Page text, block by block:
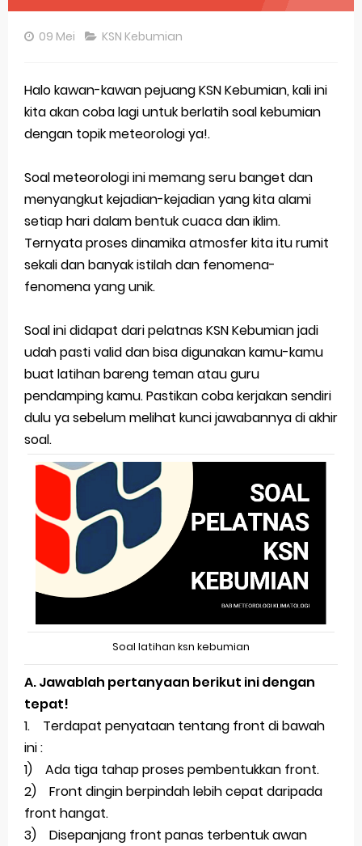
Gratis, Pre Test Online Calon Pejuang OSN Geografi 2026
Prediksi Soal TKA Geografi Topik Konsep Geografi + Kunci
Latihan Soal TKA Geografi 2025 Topik Analisa Informasi Geospasial
Ebook Prediksi 150 Soal TKA Geografi 2025 + Kunci Jawaban
3 Jurus Sakti Menaklukkan Soal TKA Geografi [Wajib Baca]
Menjadi Pengajar Jaman Sekarang Makin Berat
Latihan Prediksi Soal OSK Geografi 2026 Part Geografi Ekonomi
Latihan Prediksi Soal OSK Geografi 2026 Part Geografi Pertanian
Latihan Prediksi Soal OSK Geografi 2026 Part Geografi Budaya
Latihan Prediksi Soal OSK Geografi 2026 Part Dinamika Kota
Pembahasan Soal OSN-K Geografi 2025 No 51-55
Pembahasan Soal OSN-K Geografi 2025 No 46-50
Pembahasan Soal OSN-K Geografi 2025 No 41-45
Pembahasan Soal OSN-K Geografi 2025 No 36-40
Thursday, 6 August
09 Mei KSN Kebumian
Halo kawan-kawan pejuang KSN Kebumian, kali ini
kita akan coba lagi untuk berlatih soal kebumian
dengan topik meteorologi ya!.
Soal meteorologi ini memang seru banget dan
menyangkut kejadian-kejadian yang kita alami
setiap hari dalam bentuk cuaca dan iklim.
Ternyata proses dinamika atmosfer kita itu rumit
sekali dan banyak istilah dan fenomena-
fenomena yang unik.
Soal ini didapat dari pelatnas KSN Kebumian jadi
udah pasti valid dan bisa digunakan kamu-kamu
buat latihan bareng teman atau guru
pendamping kamu. Pastikan coba kerjakan sendiri
dulu ya sebelum melihat kunci jawabannya di akhir
soal.
Soal latihan ksn kebumian
A. Jawablah pertanyaan berikut ini dengan
tepat!
1. Terdapat penyataan tentang front di bawah
ini :
1) Ada tiga tahap proses pembentukkan front.
2) Front dingin berpindah lebih cepat daripada
front hangat.
3) Disepanjang front panas terbentuk awan